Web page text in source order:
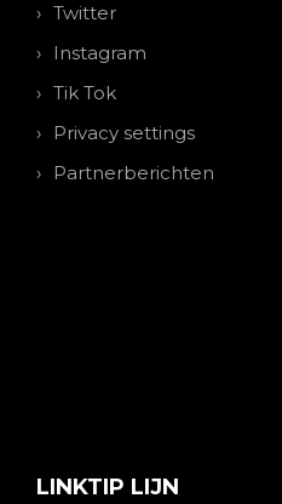
Twitter
Instagram
Tik Tok
Privacy settings
Partnerberichten
LINKTIP LIJN